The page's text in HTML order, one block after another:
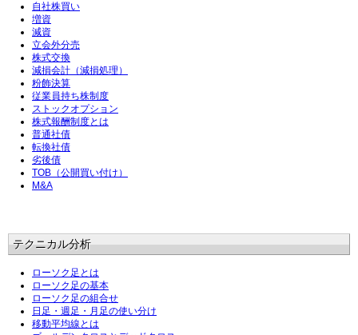
自社株買い
増資
減資
立会外分売
株式交換
減損会計（減損処理）
粉飾決算
従業員持ち株制度
ストックオプション
株式報酬制度とは
普通社債
転換社債
劣後債
TOB（公開買い付け）
M&A
テクニカル分析
ローソク足とは
ローソク足の基本
ローソク足の組合せ
日足・週足・月足の使い分け
移動平均線とは